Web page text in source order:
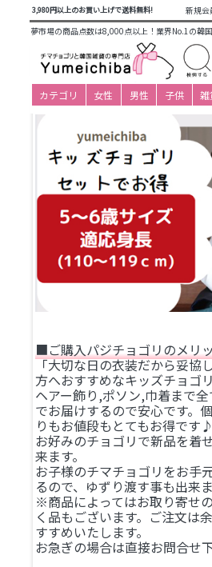
3,980円以上のお買い上げで送料無料! 新規会
夢市場の商品点数は8,000点以上！業界No.1の韓
カテゴリ 女性 男性 子供 雑
商品カテゴリ一覧>仕立て済み衣装(
作>キッズチョゴリ(3～8才)>5-6才(
ト
キッズ販売チョゴリ男の子5～
■ご購入パジチョゴリのメリ
「大切な日の衣装だから妥協
方へおすすめなキッズチョゴ
ヘアー飾り,ポソン,巾着まで
でお届けするので安心です。
りもお値段もとてもお得です♪
お好みのチョゴリで新品を着
来ます。
お子様のチマチョゴリをお手
るので、ゆずり渡す事も出来ま
※商品によってはお取り寄せ
く品もございます。ご注文は
すすめいたします。
お急ぎの場合は直接お問合せ下